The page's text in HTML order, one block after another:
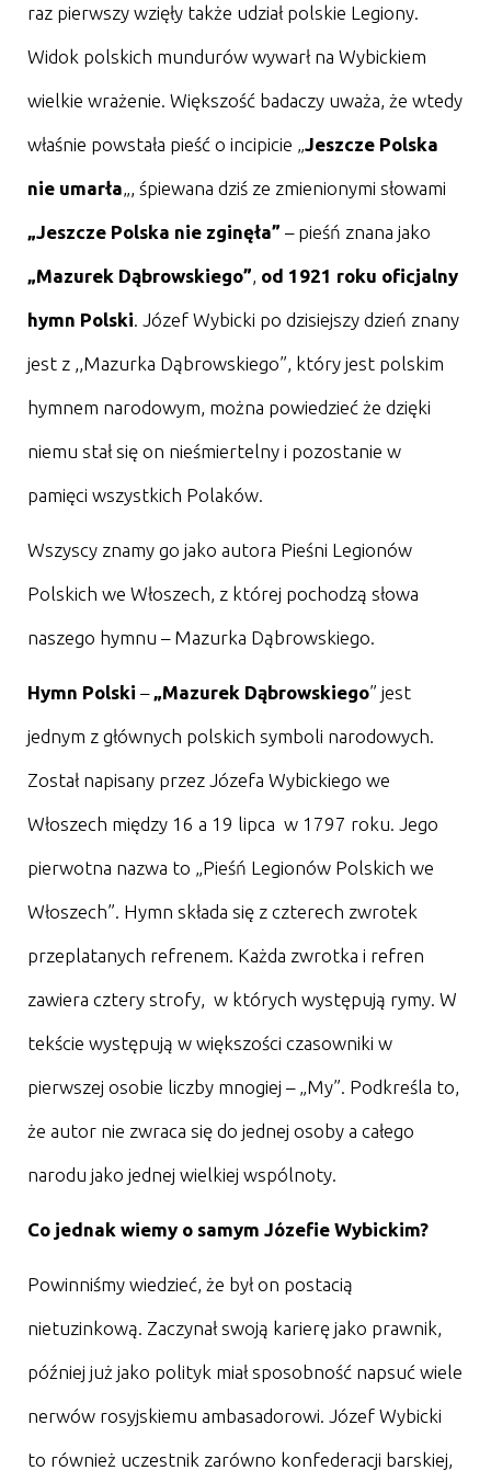
raz pierwszy wzięły także udział polskie Legiony.
Widok polskich mundurów wywarł na Wybickiem
wielkie wrażenie. Większość badaczy uważa, że wtedy
właśnie powstała pieść o incipicie „Jeszcze Polska
nie umarła„, śpiewana dziś ze zmienionymi słowami
„Jeszcze Polska nie zginęła” – pieśń znana jako
„Mazurek Dąbrowskiego”, od 1921 roku oficjalny
hymn Polski. Józef Wybicki po dzisiejszy dzień znany
jest z ,,Mazurka Dąbrowskiego”, który jest polskim
hymnem narodowym, można powiedzieć że dzięki
niemu stał się on nieśmiertelny i pozostanie w
pamięci wszystkich Polaków.
Wszyscy znamy go jako autora Pieśni Legionów
Polskich we Włoszech, z której pochodzą słowa
naszego hymnu – Mazurka Dąbrowskiego.
Hymn Polski – „Mazurek Dąbrowskiego” jest
jednym z głównych polskich symboli narodowych.
Został napisany przez Józefa Wybickiego we
Włoszech między 16 a 19 lipca w 1797 roku. Jego
pierwotna nazwa to „Pieśń Legionów Polskich we
Włoszech”. Hymn składa się z czterech zwrotek
przeplatanych refrenem. Każda zwrotka i refren
zawiera cztery strofy, w których występują rymy. W
tekście występują w większości czasowniki w
pierwszej osobie liczby mnogiej – „My”. Podkreśla to,
że autor nie zwraca się do jednej osoby a całego
narodu jako jednej wielkiej wspólnoty.
Co jednak wiemy o samym Józefie Wybickim?
Powinniśmy wiedzieć, że był on postacią
nietuzinkową. Zaczynał swoją karierę jako prawnik,
później już jako polityk miał sposobność napsuć wiele
nerwów rosyjskiemu ambasadorowi. Józef Wybicki
to również uczestnik zarówno konfederacji barskiej,